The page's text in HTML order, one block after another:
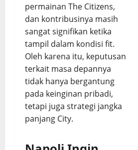
permainan The Citizens,
dan kontribusinya masih
sangat signifikan ketika
tampil dalam kondisi fit.
Oleh karena itu, keputusan
terkait masa depannya
tidak hanya bergantung
pada keinginan pribadi,
tetapi juga strategi jangka
panjang City.